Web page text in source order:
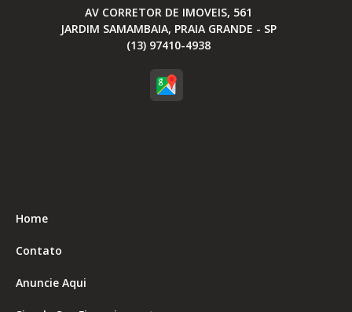
AV CORRETOR DE IMOVEIS, 561
JARDIM SAMAMBAIA, PRAIA GRANDE - SP
(13) 97410-4938
Home
Contato
Anuncie Aqui